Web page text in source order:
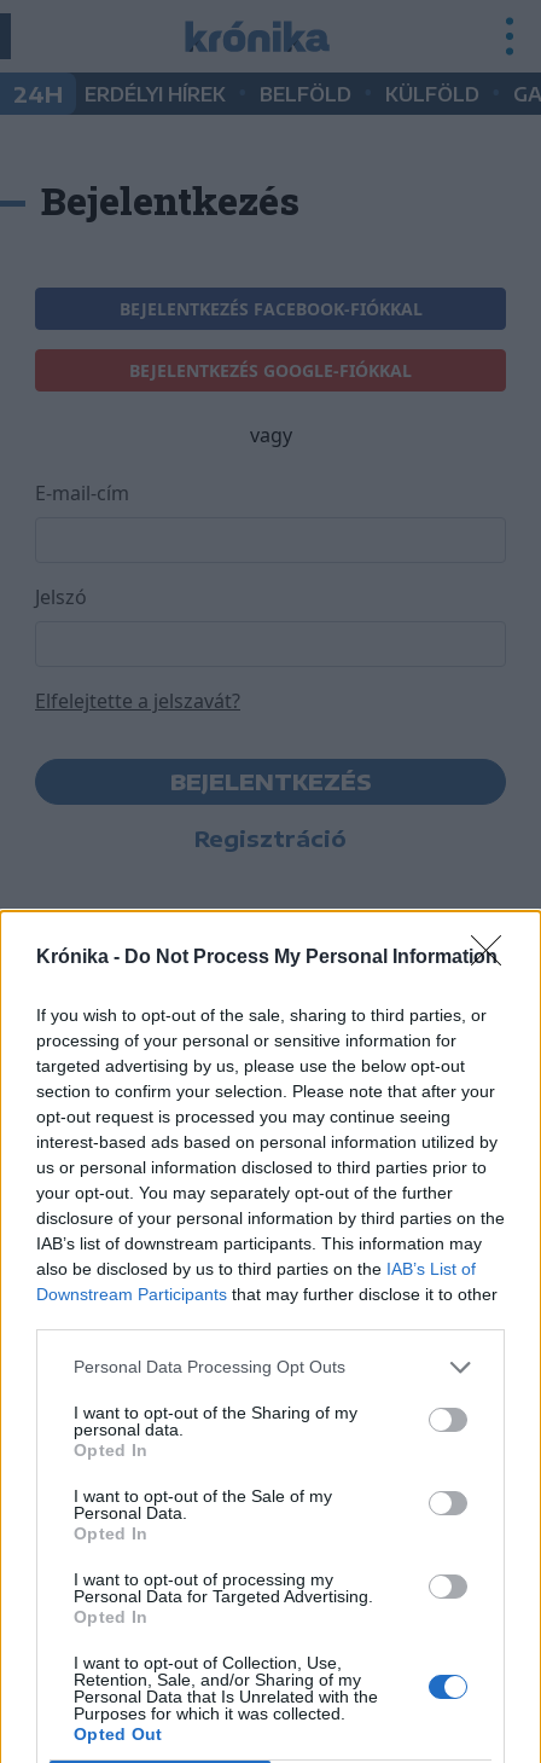
Krónika - Do Not Process My Personal Information
If you wish to opt-out of the sale, sharing to third parties, or
processing of your personal or sensitive information for
targeted advertising by us, please use the below opt-out
section to confirm your selection. Please note that after your
opt-out request is processed you may continue seeing
interest-based ads based on personal information utilized by
us or personal information disclosed to third parties prior to
your opt-out. You may separately opt-out of the further
disclosure of your personal information by third parties on the
IAB’s list of downstream participants. This information may
also be disclosed by us to third parties on the IAB’s List of
Downstream Participants that may further disclose it to other
Personal Data Processing Opt Outs
I want to opt-out of the Sharing of my
personal data.
Opted In
I want to opt-out of the Sale of my
Personal Data.
Opted In
I want to opt-out of processing my
Personal Data for Targeted Advertising.
Opted In
I want to opt-out of Collection, Use,
Retention, Sale, and/or Sharing of my
Personal Data that Is Unrelated with the
Purposes for which it was collected.
Opted Out
24H ERDÉLYI HÍREK BELFÖLD KÜLFÖLD
Bejelentkezés
BEJELENTKEZÉS FACEBOOK-FIÓKKAL
BEJELENTKEZÉS GOOGLE-FIÓKKAL
vagy
E-mail-cím
Jelszó
Elfelejtette a jelszavát?
BEJELENTKEZÉS
Regisztráció
Hasznos
Impresszum
Szerzői jogok
Adatvédelmi tájékoztató
Cookie-kezelési tájékoztató
Nyomtatott lapjaink archívuma
Médiaajánlat
Sütibeállítások
Médiatér
Székely Sport
Liget
Bihari Napló